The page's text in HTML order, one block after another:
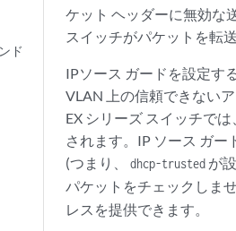
ド
ケット ヘッダーに無効な
スイッチがパケットを転
IPソース ガードを設定す
VLAN 上の信頼できない
EX シリーズ スイッチで
されます。IP ソース ガ
(つまり、 dhcp-trusted が
パケットをチェックしま
レスを提供できます。